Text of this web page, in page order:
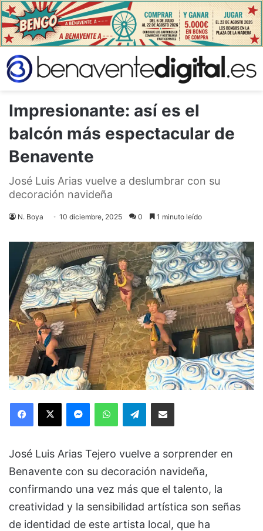
Impresionante: así es el
balcón más espectacular de
Benavente
José Luis Arias vuelve a deslumbrar con su
decoración navideña
N. Boya 10 diciembre, 2025 0 1 minuto leído
Facebook
X MessengerWhatsAppTelegramCompartir via Email
José Luis Arias Tejero vuelve a sorprender en
Benavente con su decoración navideña,
confirmando una vez más que el talento, la
creatividad y la sensibilidad artística son señas
de identidad de este artista local, que ha